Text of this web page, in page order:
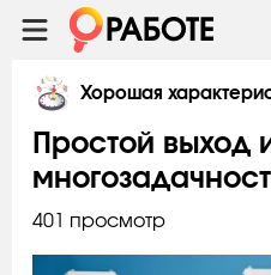
Хорошая
Простой выход
401 просмотр